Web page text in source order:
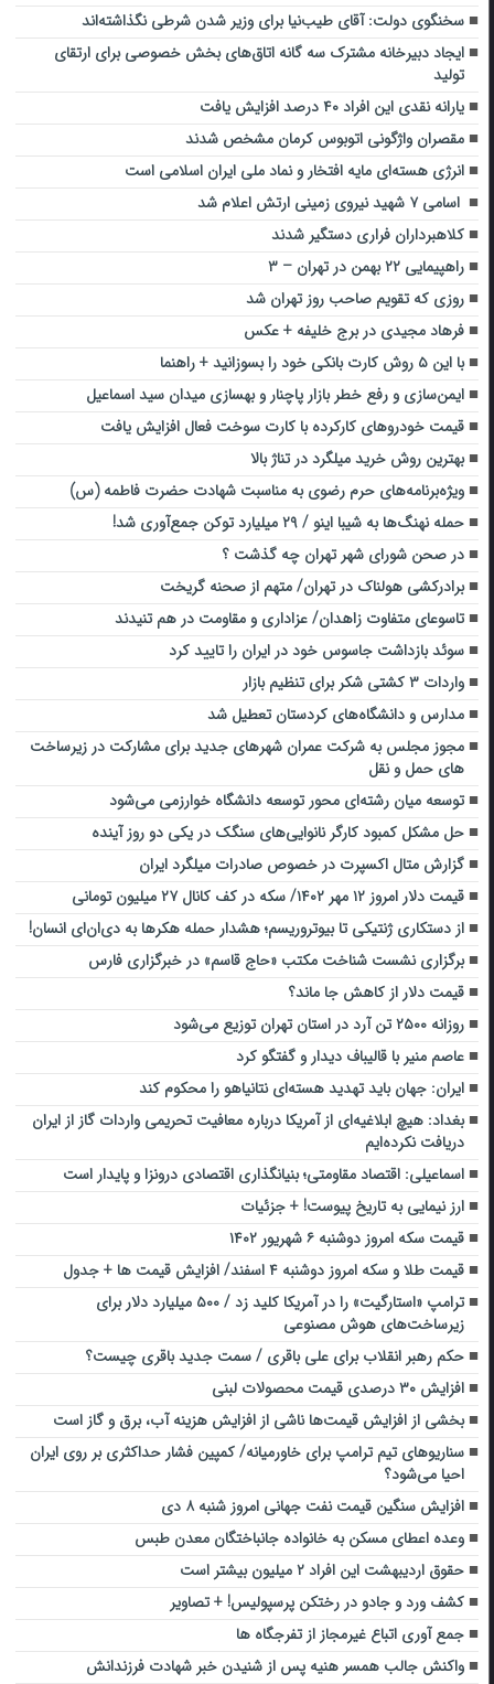
سخنگوی دولت: آقای طیب‌نیا برای وزیر شدن شرطی نگذاشته‌اند
ایجاد دبیرخانه مشترک سه گانه اتاق‌های بخش خصوصی برای ارتقای
تولید
یارانه نقدی این افراد ۴۰ درصد افزایش یافت
مقصران واژگونی اتوبوس کرمان مشخص شدند
انرژی هسته‌ای مایه افتخار و نماد ملی ایران اسلامی است
‏ ‌اسامی ۷ شهید نیروی زمینی ارتش اعلام شد
کلاهبرداران فراری دستگیر شدند
راهپیمایی ۲۲ بهمن در تهران – ۳
روزی که تقویم صاحب روز تهران شد
فرهاد مجیدی در برج خلیفه + عکس
با این ۵ روش کارت بانکی خود را بسوزانید + راهنما
ایمن‌سازی و رفع خطر بازار پاچنار و بهسازی میدان سید اسماعیل
قیمت خودروهای کارکرده با کارت سوخت فعال افزایش یافت
بهترین روش خرید میلگرد در تناژ بالا
ویژه‌برنامه‌های حرم رضوی به مناسبت شهادت حضرت فاطمه (س)
حمله نهنگ‌ها به شیبا اینو / ۲۹ میلیارد توکن جمع‌آوری شد!
در صحن شورای شهر تهران چه گذشت ؟
برادرکشی هولناک در تهران/ متهم از صحنه گریخت
تاسوعای متفاوت زاهدان/ عزاداری و مقاومت در هم تنیدند
سوئد بازداشت جاسوس خود در ایران را تایید کرد
واردات ۳ کشتی شکر برای تنظیم بازار
مدارس و دانشگاه‌های ‌کردستان تعطیل شد
مجوز مجلس به شرکت عمران شهرهای جدید برای مشارکت در زیرساخت
های حمل و نقل
توسعه میان رشته‌ای محور توسعه دانشگاه خوارزمی می‌شود
حل مشکل کمبود کارگر نانوایی‌های سنگک در یکی دو روز آینده
گزارش متال اکسپرت در خصوص صادرات میلگرد ایران
قیمت دلار امروز ۱۲ مهر ۱۴۰۲/ سکه در کف کانال ۲۷ میلیون تومانی
از دستکاری ژنتیکی تا بیوتروریسم؛ هشدار حمله هکرها به دی‌ان‌ای انسان!
برگزاری نشست شناخت مکتب «حاج قاسم» در خبرگزاری فارس
قیمت دلار از کاهش جا ماند؟
روزانه ۲۵۰۰ تن آرد در استان تهران توزیع می‌شود
عاصم منیر با قالیباف دیدار و گفتگو کرد
ایران: جهان باید تهدید هسته‌ای نتانیاهو را محکوم کند
بغداد: هیچ ابلاغیه‌ای از آمریکا درباره معافیت تحریمی واردات گاز از ایران
دریافت نکرده‌ایم
اسماعیلی: اقتصاد مقاومتی؛ بنیانگذاری اقتصادی درونزا و پایدار است
ارز نیمایی به تاریخ پیوست! + جزئیات
قیمت سکه امروز دوشنبه ۶ شهریور ۱۴۰۲
قیمت طلا و سکه امروز دوشنبه ۴ اسفند/ افزایش قیمت ها + جدول
ترامپ «استارگیت»‌ را در آمریکا کلید زد / ۵۰۰ میلیارد دلار برای
زیرساخت‌های هوش مصنوعی
حکم رهبر انقلاب برای علی باقری / سمت جدید باقری چیست؟
افزایش ۳۰ درصدی قیمت محصولات لبنی
بخشی از افزایش قیمت‌ها ناشی از افزایش هزینه آب، برق و گاز است
سناریوهای تیم ترامپ برای خاورمیانه/ کمپین فشار حداکثری بر روی ایران
احیا می‌شود؟
افزایش سنگین قیمت نفت جهانی امروز شنبه ۸ دی
وعده اعطای مسکن به خانواده جانباختگان معدن طبس
حقوق اردیبهشت این افراد ۲ میلیون بیشتر است
کشف ورد و جادو در رختکن پرسپولیس! + تصاویر
جمع آوری اتباع غیرمجاز از تفرجگاه ها
واکنش جالب همسر هنیه پس از شنیدن خبر شهادت فرزندانش